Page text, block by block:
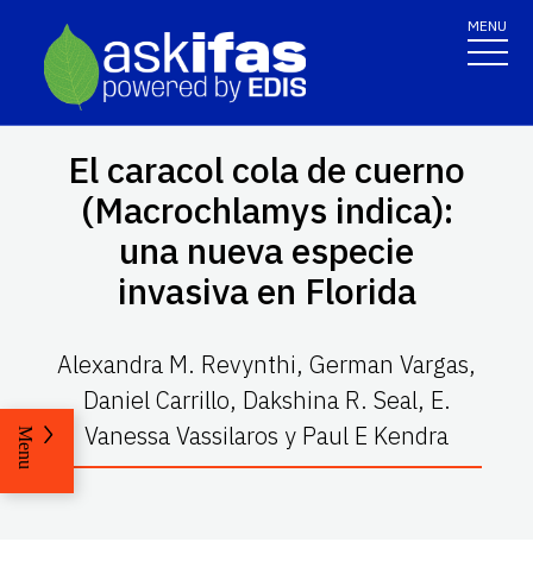
MENU
El caracol cola de cuerno
(Macrochlamys indica):
una nueva especie
invasiva en Florida
Alexandra M. Revynthi, German Vargas,
Daniel Carrillo, Dakshina R. Seal, E.
Vanessa Vassilaros y Paul E Kendra
Menu